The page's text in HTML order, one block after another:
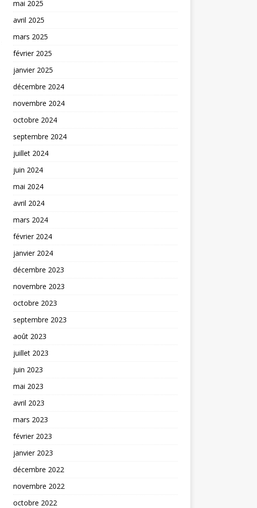
mai 2025
avril 2025
mars 2025
février 2025
janvier 2025
décembre 2024
novembre 2024
octobre 2024
septembre 2024
juillet 2024
juin 2024
mai 2024
avril 2024
mars 2024
février 2024
janvier 2024
décembre 2023
novembre 2023
octobre 2023
septembre 2023
août 2023
juillet 2023
juin 2023
mai 2023
avril 2023
mars 2023
février 2023
janvier 2023
décembre 2022
novembre 2022
octobre 2022